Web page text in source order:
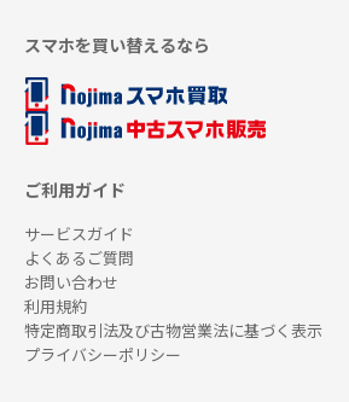
スマホを買い替えるなら
ご利用ガイド
サービスガイド
よくあるご質問
お問い合わせ
利用規約
特定商取引法及び古物営業法に基づく表示
プライバシーポリシー